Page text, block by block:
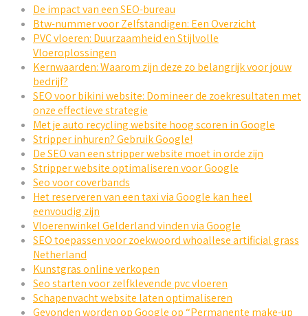
De impact van een SEO-bureau
Btw-nummer voor Zelfstandigen: Een Overzicht
PVC vloeren: Duurzaamheid en Stijlvolle
Vloeroplossingen
Kernwaarden: Waarom zijn deze zo belangrijk voor jouw
bedrijf?
SEO voor bikini website: Domineer de zoekresultaten met
onze effectieve strategie
Met je auto recycling website hoog scoren in Google
Stripper inhuren? Gebruik Google!
De SEO van een stripper website moet in orde zijn
Stripper website optimaliseren voor Google
Seo voor coverbands
Het reserveren van een taxi via Google kan heel
eenvoudig zijn
Vloerenwinkel Gelderland vinden via Google
SEO toepassen voor zoekwoord whoallese artificial grass
Netherland
Kunstgras online verkopen
Seo starten voor zelfklevende pvc vloeren
Schapenvacht website laten optimaliseren
Gevonden worden op Google op “Permanente make-up